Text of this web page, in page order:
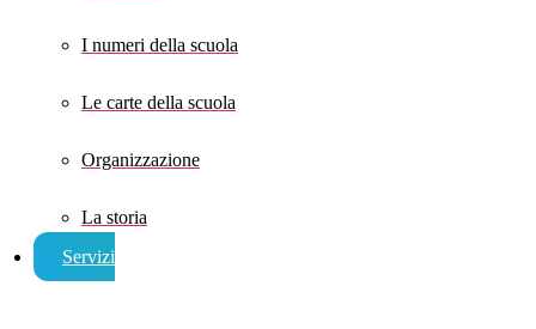
I numeri della scuola
Le carte della scuola
Organizzazione
La storia
Servizi